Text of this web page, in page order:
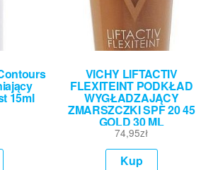
15ml
VICHY LIFTACTIV
FLEXITEINT PODKŁAD
WYGŁADZAJĄCY
ZMARSZCZKI SPF 20 45
GOLD 30 ML
74,95zł
Kup